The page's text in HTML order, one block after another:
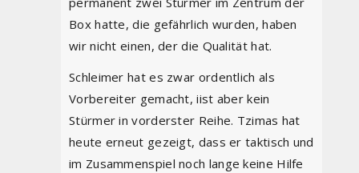
Box hatte, die gefährlich wurden, haben
wir nicht einen, der die Qualität hat.
Schleimer hat es zwar ordentlich als
Vorbereiter gemacht, iist aber kein
Stürmer in vorderster Reihe. Tzimas hat
heute erneut gezeigt, dass er taktisch und
im Zusammenspiel noch lange keine Hilfe